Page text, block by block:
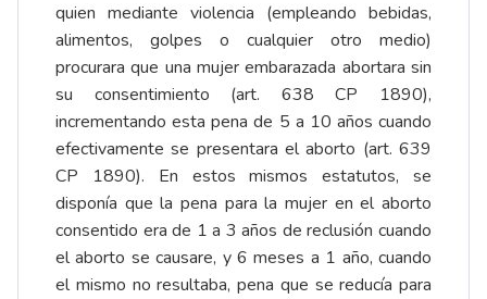
quien mediante violencia (empleando bebidas,
alimentos, golpes o cualquier otro medio)
procurara que una mujer embarazada abortara sin
su consentimiento (art. 638 CP 1890),
incrementando esta pena de 5 a 10 años cuando
efectivamente se presentara el aborto (art. 639
CP 1890). En estos mismos estatutos, se
disponía que la pena para la mujer en el aborto
consentido era de 1 a 3 años de reclusión cuando
el aborto se causare, y 6 meses a 1 año, cuando
el mismo no resultaba, pena que se reducía para